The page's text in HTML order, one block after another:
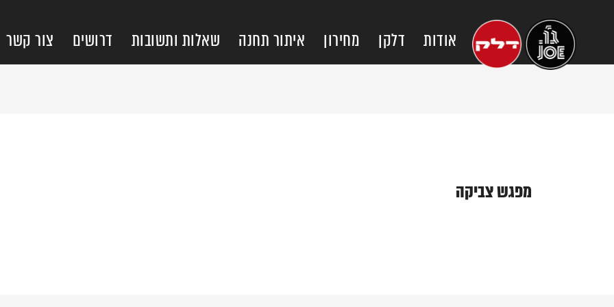
אודות דלקן מחירון איתור תחנה שאלות ותשובות דרושים צור קשר
מפגש צביקה